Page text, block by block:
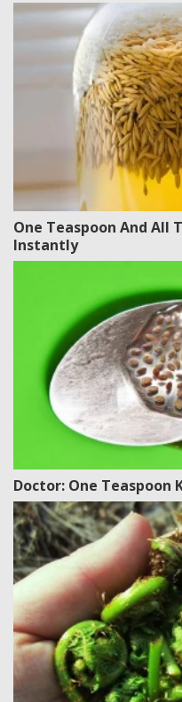
One Teaspoon And All
Instantly
Doctor: One Teaspoon